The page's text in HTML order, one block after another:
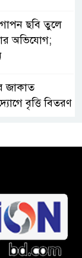
ছবি তুলে
অভিযোগ;
জাকাত
বৃত্তি বিতরণ
সরকারি
ম্যানেজিং
মো.